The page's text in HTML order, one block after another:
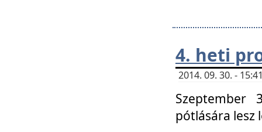
4. heti
2014. 09. 30. -
Szeptember
pótlására lesz